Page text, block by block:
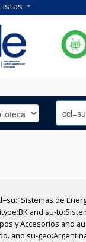
de
and su-
y Accesorios and
and su-